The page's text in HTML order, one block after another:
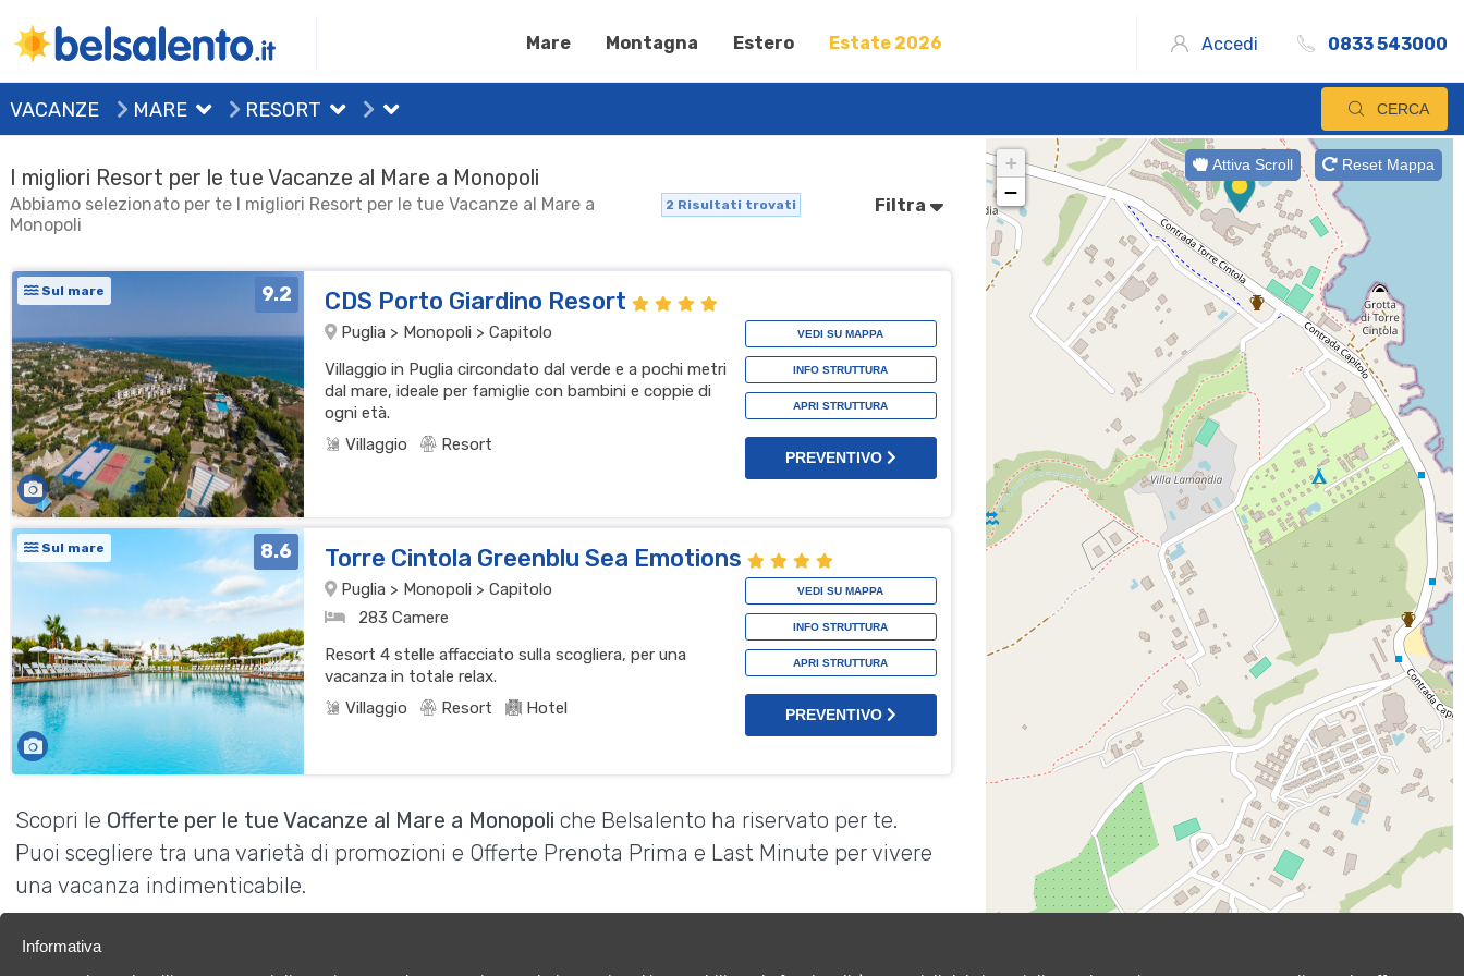
Mare Montagna Estero Estate 2026 Accedi 0833 543000
VACANZE MARE RESORT CERCA
I migliori Resort per le tue Vacanze al Mare a Monopoli
Abbiamo selezionato per te I migliori Resort per le tue Vacanze al Mare a
Monopoli
2 Risultati trovati Filtra
Sul mare 9.2 CDS Porto Giardino Resort
Puglia > Monopoli > Capitolo
Villaggio in Puglia circondato dal verde e a pochi metri
dal mare, ideale per famiglie con bambini e coppie di
ogni età.
Villaggio
Resort
VEDI SU MAPPA
INFO STRUTTURA
APRI STRUTTURA
PREVENTIVO
Sul mare 8.6 Torre Cintola Greenblu Sea Emotions
Puglia > Monopoli > Capitolo
283 Camere
Resort 4 stelle affacciato sulla scogliera, per una
vacanza in totale relax.
Villaggio
Resort Hotel
VEDI SU MAPPA
INFO STRUTTURA
APRI STRUTTURA
PREVENTIVO
Scopri le Offerte per le tue Vacanze al Mare a Monopoli che Belsalento ha riservato per te.
Puoi scegliere tra una varietà di promozioni e Offerte Prenota Prima e Last Minute per vivere
una vacanza indimenticabile.
Attiva Scroll Reset Mappa
+
−
Informativa